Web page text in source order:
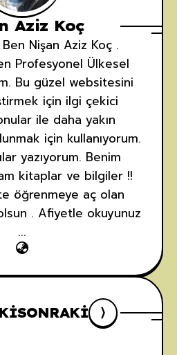
Aziz Koç
Nişan Aziz Koç .
Profesyonel Ülkesel
Bu güzel websitesini
için ilgi çekici
ile daha yakın
için kullanıyorum.
yazıyorum. Benim
kitaplar ve bilgiler !!
öğrenmeye aç olan
. Afiyetle okuyunuz
...
SONRAKI